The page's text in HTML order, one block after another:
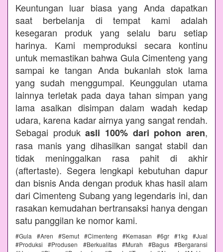
Keuntungan luar biasa yang Anda dapatkan
saat berbelanja di tempat kami adalah
kesegaran produk yang selalu baru setiap
harinya. Kami memproduksi secara kontinu
untuk memastikan bahwa Gula Cimenteng yang
sampai ke tangan Anda bukanlah stok lama
yang sudah menggumpal. Keunggulan utama
lainnya terletak pada daya tahan simpan yang
lama asalkan disimpan dalam wadah kedap
udara, karena kadar airnya yang sangat rendah.
Sebagai produkasli 100% dari pohon aren,
rasa manis yang dihasilkan sangat stabil dan
tidak meninggalkan rasa pahit di akhir
(aftertaste). Segera lengkapi kebutuhan dapur
dan bisnis Anda dengan produk khas hasil alam
dari Cimenteng Subang yang legendaris ini, dan
rasakan kemudahan bertransaksi hanya dengan
satu panggilan ke nomor kami.
#Gula #Aren #Semut #Cimenteng #Kemasan #6gr #1kg #Jual
#Produksi #Produsen #Berkualitas #Murah #Bagus #Bergaransi